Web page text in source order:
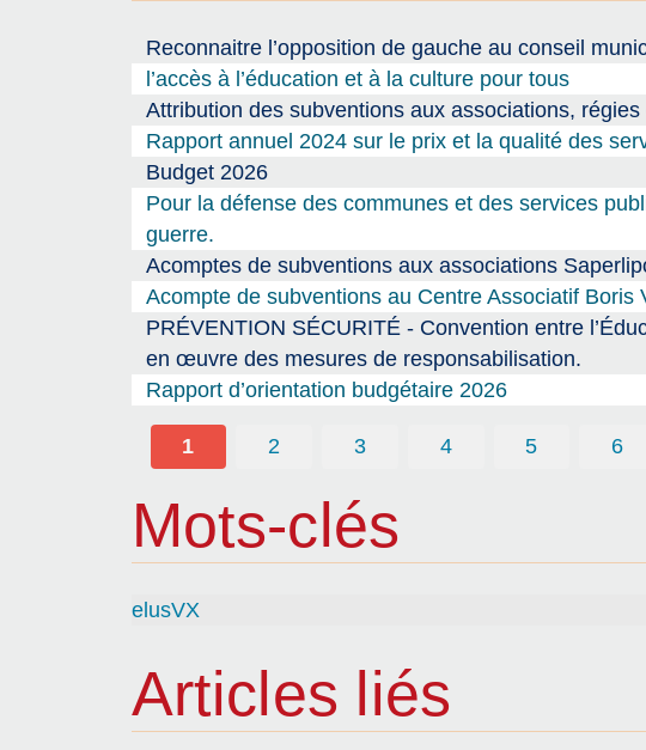
Reconnaitre l’opposition de gauche au conseil
l’accès à l’éducation et à la culture pour tous
Attribution des subventions aux associations,
Rapport annuel 2024 sur le prix et la qualité des
Budget 2026
Pour la défense des communes et des services
guerre.
Acomptes de subventions aux associations
Acompte de subventions au Centre Associatif Boris
PRÉVENTION SÉCURITÉ - Convention entre
en œuvre des mesures de responsabilisation.
Rapport d’orientation budgétaire 2026
1 2 3 4 5 6
Mots-clés
elusVX
Articles liés